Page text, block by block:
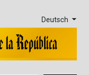
Deutsch